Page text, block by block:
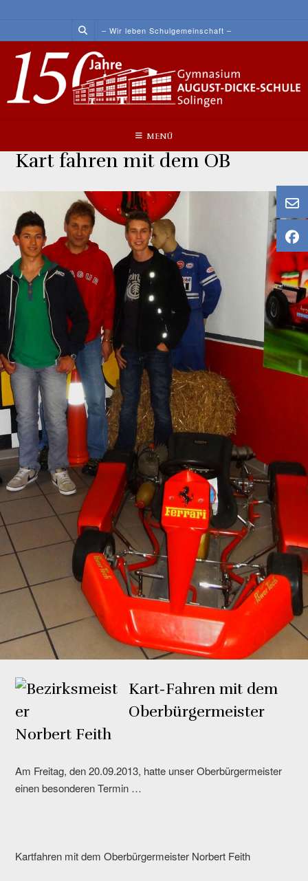
content
– Wir leben Schulgemeinschaft –
MENÜ
Kart fahren mit dem OB
Kart-Fahren mit dem
Oberbürgermeister
Norbert Feith
Am Freitag, den 20.09.2013, hatte unser Oberbürgermeister
einen besonderen Termin …
Kartfahren mit dem Oberbürgermeister Norbert Feith